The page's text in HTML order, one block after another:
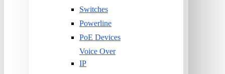
Switches
Powerline
PoE Devices
Voice Over
IP